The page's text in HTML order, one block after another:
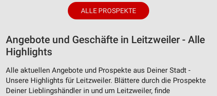
ALLE PROSPEKTE
Angebote und Geschäfte in Leitzweiler - Alle
Highlights
Alle aktuellen Angebote und Prospekte aus Deiner Stadt -
Unsere Highlights für Leitzweiler. Blättere durch die Prospekte
Deiner Lieblingshändler in und um Leitzweiler, finde
Verwendung von Profilen zur Auswahl
personalisierter Inhalte
Messung der Performance von Inhalten
Analyse von Zielgruppen durch Statistiken oder
Kombinationen von Daten aus verschiedenen
Quellen